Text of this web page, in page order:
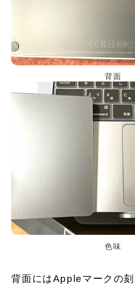
背面
色味
背面にはAppleマークの刻